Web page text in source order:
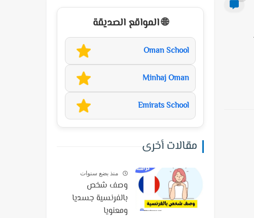
🌐 المواقع الصديقة
Oman School
Minhaj Oman
Emirats School
مقالات أخرى
منذ بضع سنوات
وصف شخص
بالفرنسية جسديا
ومعنويا